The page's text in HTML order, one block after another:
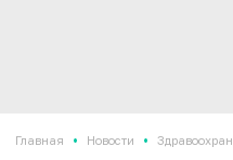
Главная • Новости •